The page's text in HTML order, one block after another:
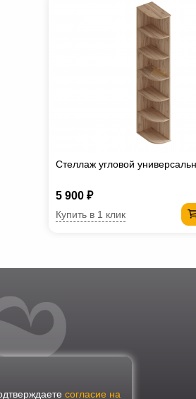
Стеллаж угловой
5 900 ₽
Купить в 1 клик
согласие на